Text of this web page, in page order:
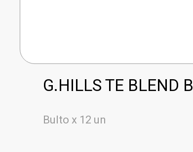
G.HILLS TE BLEND
Bulto x 12 un